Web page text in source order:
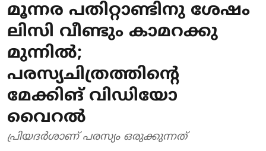
മൂന്നര പതിറ്റാണ്ടിനു ശേഷം
ലിസി വീണ്ടും കാമറക്കു
മുന്നിൽ;
പരസ്യചിത്രത്തിന്റെ
മേക്കിങ് വിഡിയോ
വൈറൽ
പ്രിയദർശാണ് പരസ്യം ഒരുക്കുന്നത്